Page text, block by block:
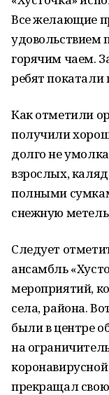
Все желающие
удовольствием
горячим чаем.
ребят покатали
Как отметили
получили
долго не
взрослых,
полными
снежную
Следует
ансамбль
мероприятий,
села, района.
были в центре
на
прекращал